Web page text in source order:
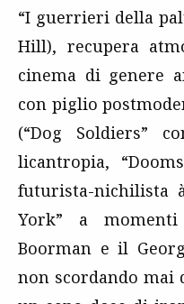
“I guerrieri della
Hill), recupera
cinema di genere
con piglio
(“Dog Soldiers”
licantropia,
futurista-nichilista
York” a
Boorman e il
non scordando